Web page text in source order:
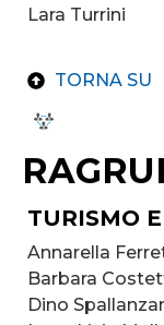
Lara Turrini
TORNA SU
TURISMO
Annarella
Barbara
Dino